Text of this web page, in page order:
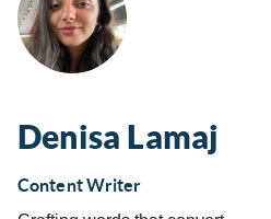
Denisa Lamaj
Content Writer